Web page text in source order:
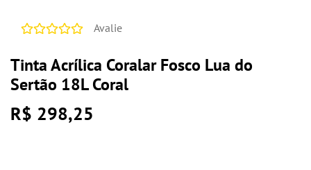
Avalie
Tinta Acrílica Coralar Fosco Lua do
Sertão 18L Coral
R$ 298,25